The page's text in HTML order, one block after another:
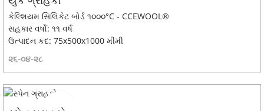
કેલ્શિયમ સિલિકેટ બોર્ડ ૧૦૦૦°C - CCEWOOL®
સહકાર વર્ષો: ૧૧ વર્ષ
ઉત્પાદન કદ: 75x500x1000 મીમી
૨૬-૦૪-૨૮